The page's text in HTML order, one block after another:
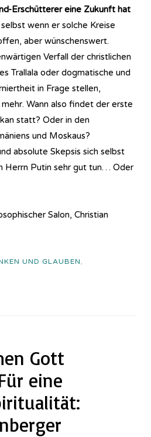
Erschütterer eine Zukunft hat
selbst wenn er solche Kreise
aber wünschenswert.
Verfall der christlichen
Trallala oder dogmatische und
in Frage stellen,
Wann also findet der erste
statt? Oder in den
und Moskaus?
absolute Skepsis sich selbst
Herrn Putin sehr gut tun… Oder
Salon, Christian
UND GLAUBEN,
Gott
eine